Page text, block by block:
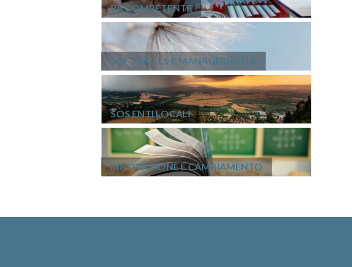
PA COMPETENTE
SOFT SKILLS E MANAGERIALITÀ
SOS ENTI LOCALI
INNOVAZIONE E CAMBIAMENTO